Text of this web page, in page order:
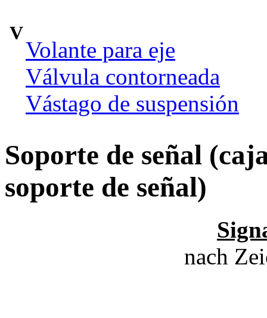
V
Volante para eje
Válvula contorneada
Vástago de suspensión
Soporte de señal
soporte de señal)
nach